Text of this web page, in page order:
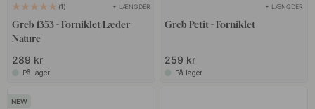
1 + LÆNGDER
Greb 1353 - Forniklet/Læder
Nature
289 kr
På lager
+ LÆNGDER
Greb Petit - Forniklet
259 kr
På lager